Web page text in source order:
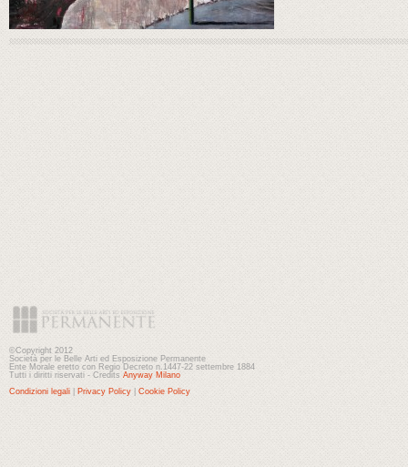
©Copyright 2012
Società per le Belle Arti ed Esposizione Permanente
Ente Morale eretto con Regio Decreto n.1447-22 settembre 1884
Tutti i diritti riservati - Credits Anyway Milano
Condizioni legali
Privacy Policy Cookie Policy